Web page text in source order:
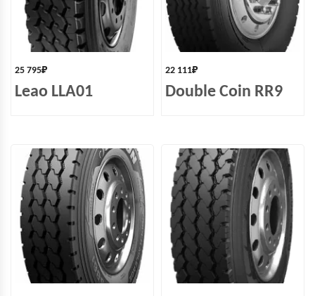
25 795₽
Leao LLA01
22 111₽
Double Coin RR9